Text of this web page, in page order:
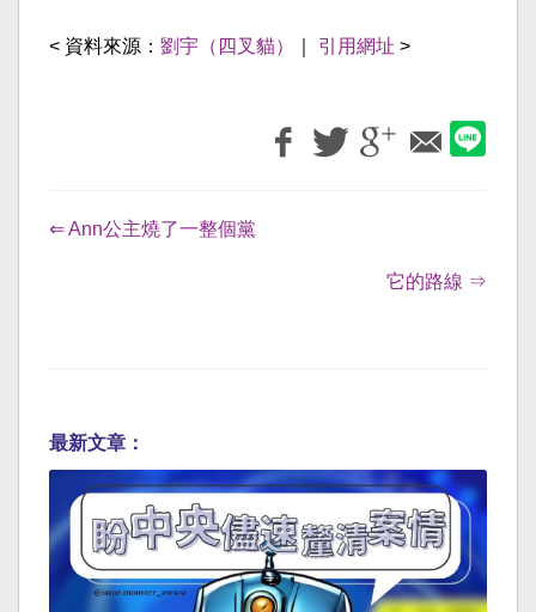
< 資料來源： 劉宇（四叉貓） 引用網址 >
⇐ Ann公主燒了一整個黨
它的路線 ⇒
最新文章：